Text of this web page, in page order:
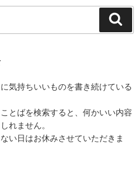
索
気持ちいいものを書き続けている
とばを検索すると、何かいい内容
れません。
い日はお休みさせていただきま